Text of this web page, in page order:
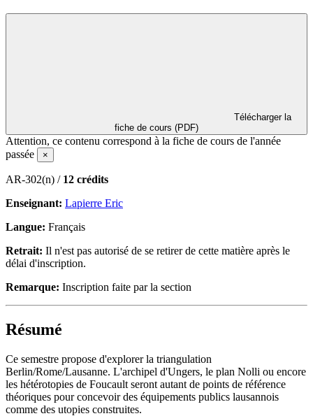
fiche de cours (PDF)
Attention, ce contenu correspond à la fiche de cours de l'année
passée
×
AR-302(n) / 12 crédits
Enseignant: Lapierre Eric
Langue: Français
Retrait: Il n'est pas autorisé de se retirer de cette matière après le
délai d'inscription.
Remarque: Inscription faite par la section
Résumé
Ce semestre propose d'explorer la triangulation
Berlin/Rome/Lausanne. L'archipel d'Ungers, le plan Nolli ou encore
les hétérotopies de Foucault seront autant de points de référence
théoriques pour concevoir des équipements publics lausannois
comme des utopies construites.